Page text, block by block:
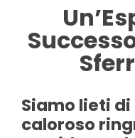
Siamo lieti
caloroso